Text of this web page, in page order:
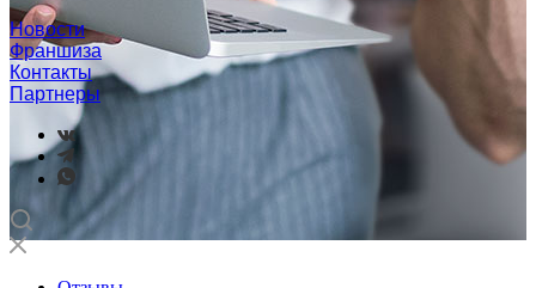
Новости
Франшиза
Контакты
Партнеры